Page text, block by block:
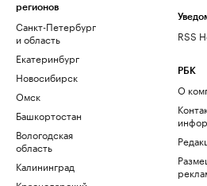
регионов
Санкт-Петербург
и область
Екатеринбург
Новосибирск
Омск
Башкортостан
Вологодская
область
Калининград
RSS
РБК
О